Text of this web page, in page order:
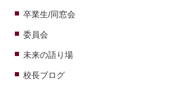
卒業生/同窓会
委員会
未来の語り場
校長ブログ